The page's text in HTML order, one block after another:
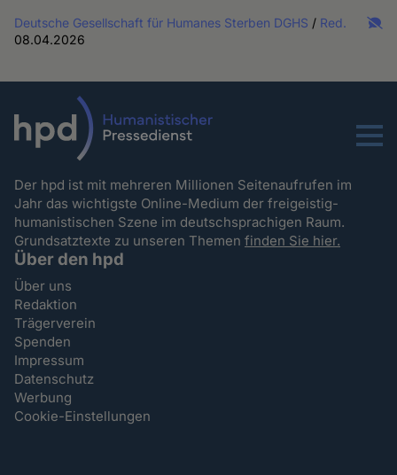
Deutsche Gesellschaft für Humanes Sterben DGHS / Red.
08.04.2026
Menu
Der hpd ist mit mehreren Millionen Seitenaufrufen im
Jahr das wichtigste Online-Medium der freigeistig-
humanistischen Szene im deutschsprachigen Raum.
Grundsatztexte zu unseren Themenfinden Sie hier.
Über den hpd
Über uns
Redaktion
Trägerverein
Spenden
Impressum
Datenschutz
Werbung
Cookie-Einstellungen